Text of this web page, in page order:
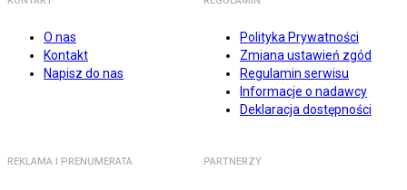
O nas
Kontakt
Napisz do nas
Polityka Prywatności
Zmiana ustawień zgód
Regulamin serwisu
Informacje o nadawcy
Deklaracja dostępności
REKLAMA I PRENUMERATA PARTNERZY